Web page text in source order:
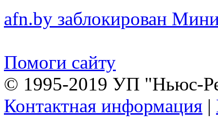
afn.by заблокирован
Помоги сайту
© 1995-2019 УП "Ньюс-
Контактная информация |